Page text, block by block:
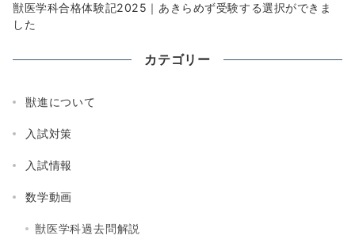
獣医学科合格体験記2025｜あきらめず受験する選択ができま
した
カテゴリー
獣進について
入試対策
入試情報
数学動画
獣医学科過去問解説